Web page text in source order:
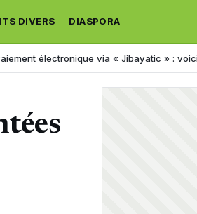
DIVERS DIASPORA
via « Jibayatic » : voici les